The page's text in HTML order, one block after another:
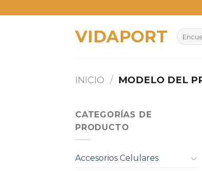
to
VIDAPORT
Buscar
por:
INICIO / MODELO DEL
CATEGORÍAS DE
PRODUCTO
Accesorios Celulares